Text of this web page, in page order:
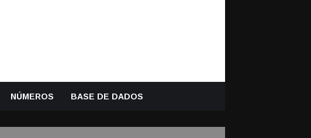
NÚMEROS BASE DE DADOS